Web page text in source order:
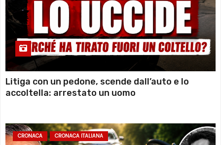
Litiga con un pedone, scende dall’auto e lo
accoltella: arrestato un uomo
CRONACA CRONACA ITALIANA